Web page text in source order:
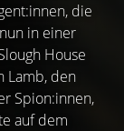
die
in einer
House
Lamb, den
Spion:innen,
auf dem